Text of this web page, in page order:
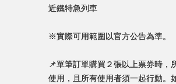
近鐵特急列車
※實際可用範圍以官方公告為準。
📌單筆訂單購買２張以上票券時，
使用，且所有使用者須一起行動。